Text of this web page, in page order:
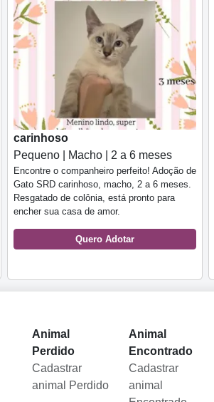
carinhoso
Pequeno | Macho | 2 a 6 meses
Encontre o companheiro perfeito! Adoção de
Gato SRD carinhoso, macho, 2 a 6 meses.
Resgatado de colônia, está pronto para
encher sua casa de amor.
Quero Adotar
Animal
Perdido
Cadastrar
animal Perdido
Animal
Encontrado
Cadastrar
animal